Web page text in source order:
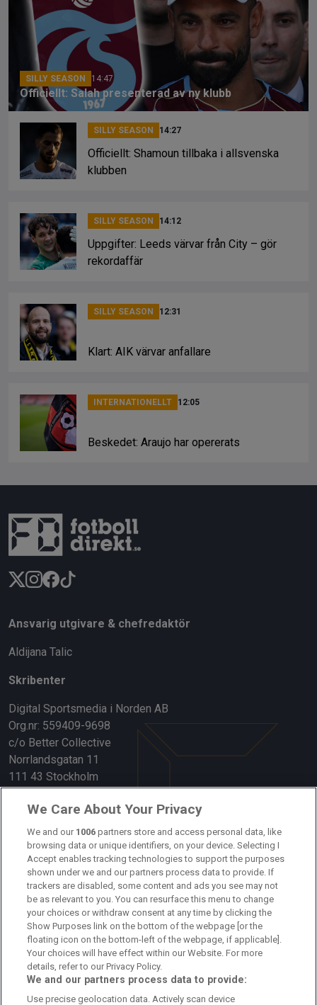
o
o
k
d
s
n
k
SILLY SEASON 14:47
Officiellt: Salah presenterad av ny klubb
SILLY SEASON 14:27
Officiellt: Shamoun tillbaka i allsvenska
klubben
SILLY SEASON 14:12
Uppgifter: Leeds värvar från City – gör
rekordaffär
SILLY SEASON 12:31
Klart: AIK värvar anfallare
INTERNATIONELLT 12:05
Beskedet: Araujo har opererats
Ansvarig utgivare & chefredaktör
Aldijana Talic
Skribenter
Digital Sportsmedia i Norden AB
Org.nr: 559409-9698
c/o Better Collective
Norrlandsgatan 11
111 43 Stockholm
Länkar
Om oss
Kontakta oss
Kundtjänst
Sponsor: Rekatochklart
Annonsera på Fotbolldirekt
Redaktionell policy
We Care About Your Privacy
We and our 1006 partners store and access personal data, like
browsing data or unique identifiers, on your device. Selecting I
Accept enables tracking technologies to support the purposes
shown under we and our partners process data to provide. If
trackers are disabled, some content and ads you see may not
be as relevant to you. You can resurface this menu to change
your choices or withdraw consent at any time by clicking the
Show Purposes link on the bottom of the webpage [or the
floating icon on the bottom-left of the webpage, if applicable].
Your choices will have effect within our Website. For more
details, refer to our Privacy Policy.
We and our partners process data to provide:
Use precise geolocation data. Actively scan device